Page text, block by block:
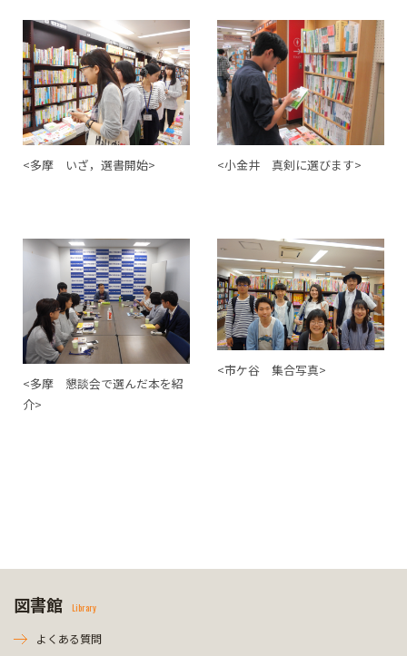
<多摩 いざ，選書開始> <小金井 真剣に選びます>
<多摩 懇談会で選んだ本を紹
介>
<市ケ谷 集合写真>
図書館 Library
よくある質問